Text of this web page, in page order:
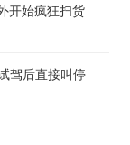
开始疯狂扫货
驾后直接叫停